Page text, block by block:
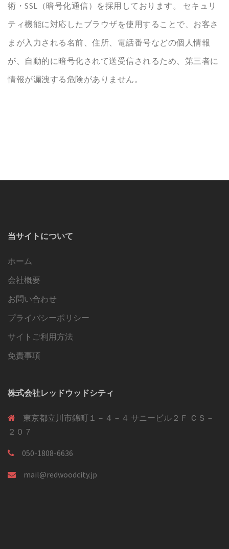
術・SSL（暗号化通信）を採用しております。 セキュリ
ティ機能に対応したブラウザを使用することで、お客さ
まが入力される名前、住所、電話番号などの個人情報
が、自動的に暗号化されて送受信されるため、第三者に
情報が漏洩する危険がありません。
当サイトについて
ホーム
会社概要
お問い合わせ
プライバシーポリシー
サイトご利用方法
免責事項
株式会社レッドウッドシティ
東京都立川市錦町１－４－４ サニービル２Ｆ ＣＳ－
２０７
050-1808-6636
mail@redwoodcity.jp